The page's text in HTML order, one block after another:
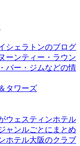
シェラトンのブログ
ーンティー・ラウン
バー・ジムなどの情
タワーズ
ウェスティンホテル
ャンルごとにまとめ
ホテル大阪のクラブ